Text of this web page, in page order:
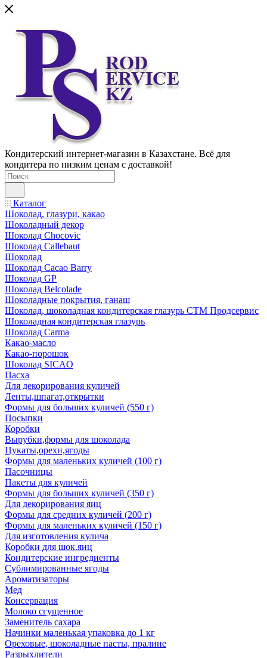
Кондитерский интернет-магазин в Казахстане. Всё для
кондитера по низким ценам с доставкой!
Каталог
Шоколад, глазури, какао
Шоколадный декор
Шоколад Chocovic
Шоколад Callebaut
Шоколад
Шоколад Cacao Barry
Шоколад GP
Шоколад Belcolade
Шоколадные покрытия, ганаш
Шоколад, шоколадная кондитерская глазурь СТМ Продсервис
Шоколадная кондитерская глазурь
Шоколад Carma
Какао-масло
Какао-порошок
Шоколад SICAO
Пасха
Для декорирования куличей
Ленты,шпагат,открытки
Формы для больших куличей (550 г)
Посыпки
Коробки
Вырубки,формы для шоколада
Цукаты,орехи,ягоды
Формы для маленьких куличей (100 г)
Пасочницы
Пакеты для куличей
Формы для больших куличей (350 г)
Для декорирования яиц
Формы для средних куличей (200 г)
Формы для маленьких куличей (150 г)
Для изготовления кулича
Коробки для шок.яиц
Кондитерские ингредиенты
Сублимированные ягоды
Ароматизаторы
Мед
Консервация
Молоко сгущенное
Заменитель сахара
Начинки маленькая упаковка до 1 кг
Ореховые, шоколадные пасты, пралине
Разрыхлители